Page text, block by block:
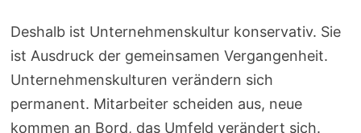
Deshalb ist Unternehmenskultur konservativ. Sie
ist Ausdruck der gemeinsamen Vergangenheit.
Unternehmenskulturen verändern sich
permanent. Mitarbeiter scheiden aus, neue
kommen an Bord, das Umfeld verändert sich.